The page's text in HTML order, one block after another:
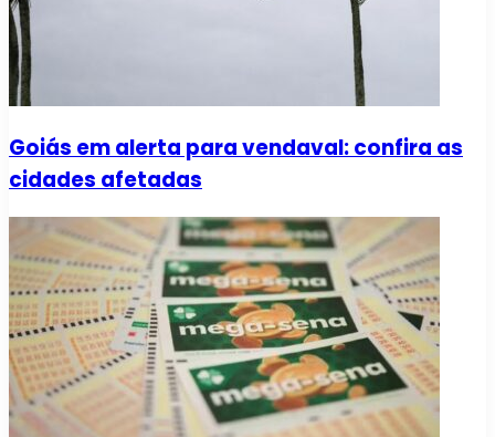
Goiás em alerta para vendaval: confira as
cidades afetadas